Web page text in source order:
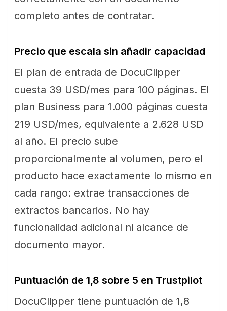
completo antes de contratar.
Precio que escala sin añadir capacidad
El plan de entrada de DocuClipper
cuesta 39 USD/mes para 100 páginas. El
plan Business para 1.000 páginas cuesta
219 USD/mes, equivalente a 2.628 USD
al año. El precio sube
proporcionalmente al volumen, pero el
producto hace exactamente lo mismo en
cada rango: extrae transacciones de
extractos bancarios. No hay
funcionalidad adicional ni alcance de
documento mayor.
Puntuación de 1,8 sobre 5 en Trustpilot
DocuClipper tiene puntuación de 1,8